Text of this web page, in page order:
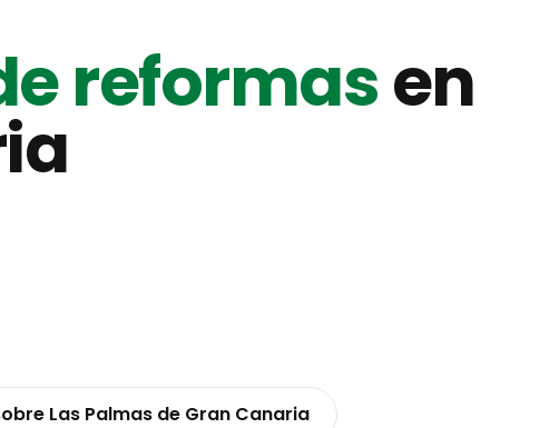
reformasen
Las Palmas de Gran Canaria